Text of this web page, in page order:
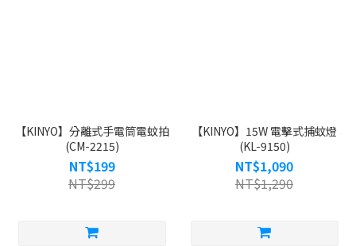
【KINYO】分離式手電筒電蚊拍
(CM-2215)
NT$199
NT$299
【KINYO】15W 電擊式捕蚊燈
(KL-9150)
NT$1,090
NT$1,290